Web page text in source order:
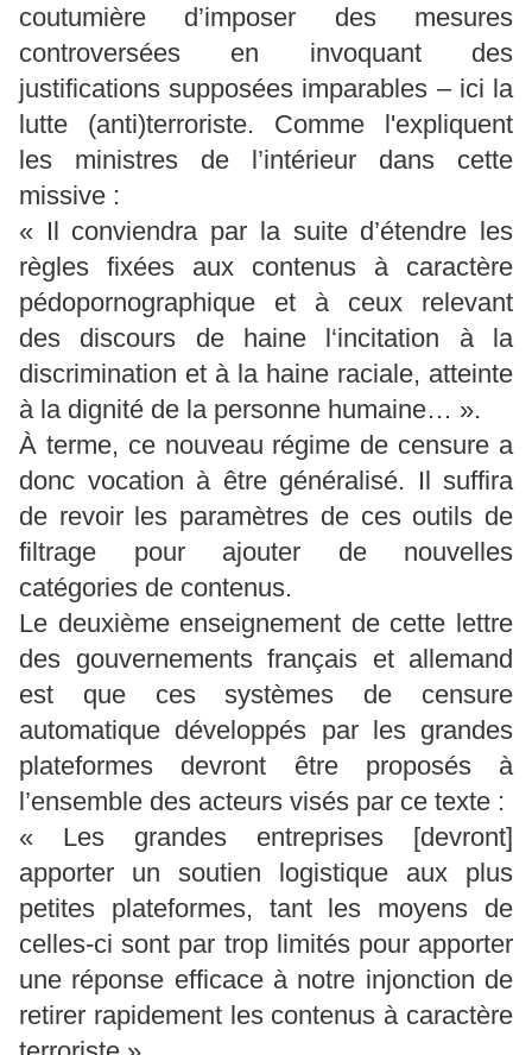
coutumière d’imposer des mesures
controversées en invoquant des
justifications supposées imparables – ici la
lutte (anti)terroriste. Comme l'expliquent
les ministres de l’intérieur dans cette
missive :
« Il conviendra par la suite d’étendre les
règles fixées aux contenus à caractère
pédopornographique et à ceux relevant
des discours de haine l‘incitation à la
discrimination et à la haine raciale, atteinte
à la dignité de la personne humaine… ».
À terme, ce nouveau régime de censure a
donc vocation à être généralisé. Il suffira
de revoir les paramètres de ces outils de
filtrage pour ajouter de nouvelles
catégories de contenus.
Le deuxième enseignement de cette lettre
des gouvernements français et allemand
est que ces systèmes de censure
automatique développés par les grandes
plateformes devront être proposés à
l’ensemble des acteurs visés par ce texte :
« Les grandes entreprises [devront]
apporter un soutien logistique aux plus
petites plateformes, tant les moyens de
celles-ci sont par trop limités pour apporter
une réponse efficace à notre injonction de
retirer rapidement les contenus à caractère